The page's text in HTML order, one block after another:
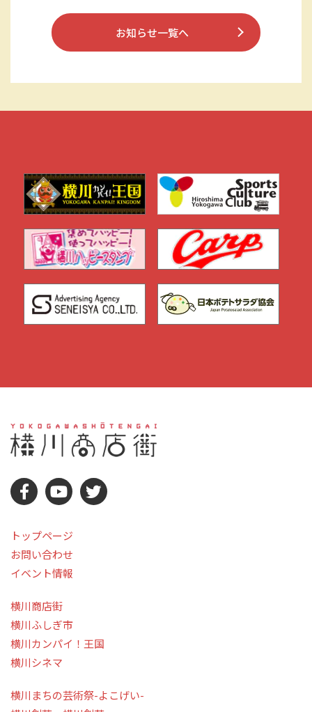
お知らせ一覧へ
トップページ
お問い合わせ
イベント情報
横川商店街
横川ふしぎ市
横川カンパイ！王国
横川シネマ
横川まちの芸術祭-よこげい-